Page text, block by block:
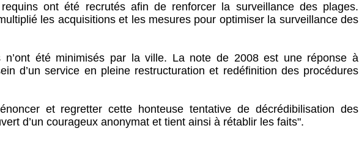
ont été recrutés afin de renforcer la surveillance des plages.
les acquisitions et les mesures pour optimiser la surveillance des
n’ont été minimisés par la ville. La note de 2008 est une réponse à
d’un service en pleine restructuration et redéfinition des procédures
et regretter cette honteuse tentative de décrédibilisation des
d’un courageux anonymat et tient ainsi à rétablir les faits".